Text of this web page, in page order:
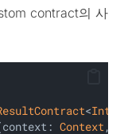
contract의 사
<Int
Context,